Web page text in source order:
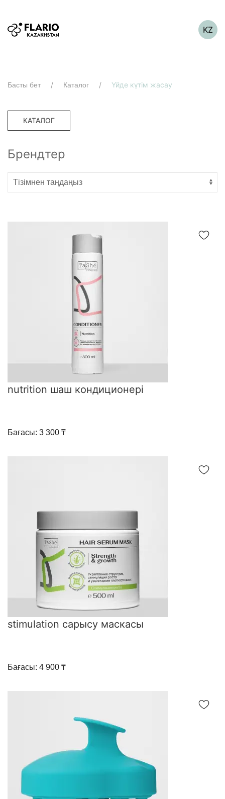
KZ
Басты бет Каталог Үйде күтім жасау
КАТАЛОГ
Брендтер
nutrition шаш кондиционері
Бағасы: 3 300 ₸
stimulation сарысу маскасы
Бағасы: 4 900 ₸